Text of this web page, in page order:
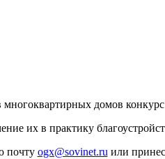
многоквартирных домов
их в практику
почту ogx@sovinet.ru или